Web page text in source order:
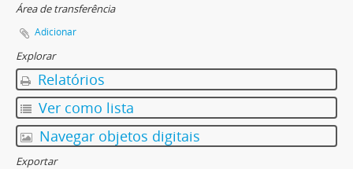
Área de transferência
Adicionar
Explorar
Relatórios
Ver como lista
Navegar objetos digitais
Exportar